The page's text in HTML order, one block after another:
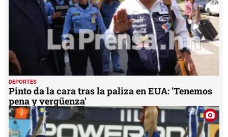
DEPORTES
Pinto da la cara tras la paliza en EUA: 'Tenemos
pena y vergüenza'